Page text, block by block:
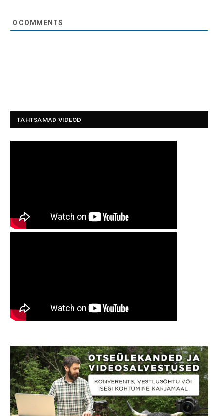
0 COMMENTS
TÄHTSAMAD VIDEOD